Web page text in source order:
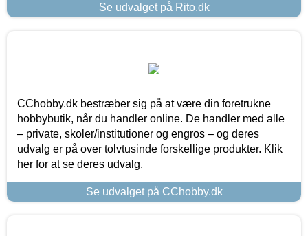
Se udvalget på Rito.dk
CChobby.dk bestræber sig på at være din foretrukne
hobbybutik, når du handler online. De handler med alle
– private, skoler/institutioner og engros – og deres
udvalg er på over tolvtusinde forskellige produkter. Klik
her for at se deres udvalg.
Se udvalget på CChobby.dk